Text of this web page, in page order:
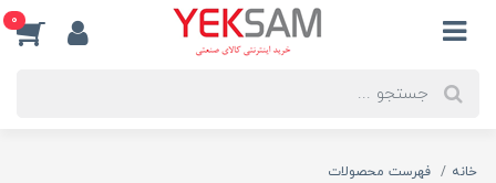
0
خانه
فهرست محصولات